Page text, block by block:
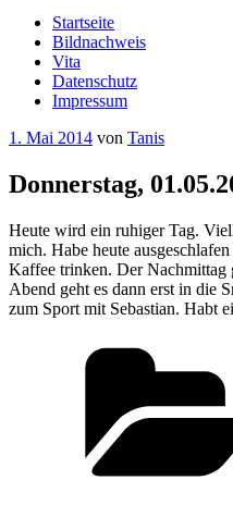
Startseite
Bildnachweis
Vita
Datenschutz
Impressum
Veröffentlicht
1. Mai 2014 von Tanis
Donnerstag,
Heute wird ein ruhiger Tag.
mich. Habe heute
Kaffee trinken. Der Nachmittag
Abend geht es dann erst in die
zum Sport mit Sebastian. Habt